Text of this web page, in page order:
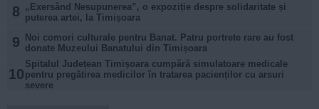
8 „Exersând Nesupunerea”, o expoziție despre solidaritate și
puterea artei, la Timișoara
9
Noi comori culturale pentru Banat. Patru portrete rare au fost
donate Muzeului Banatului din Timișoara
10
Spitalul Județean Timișoara cumpără simulatoare medicale
pentru pregătirea medicilor în tratarea pacienților cu arsuri
severe